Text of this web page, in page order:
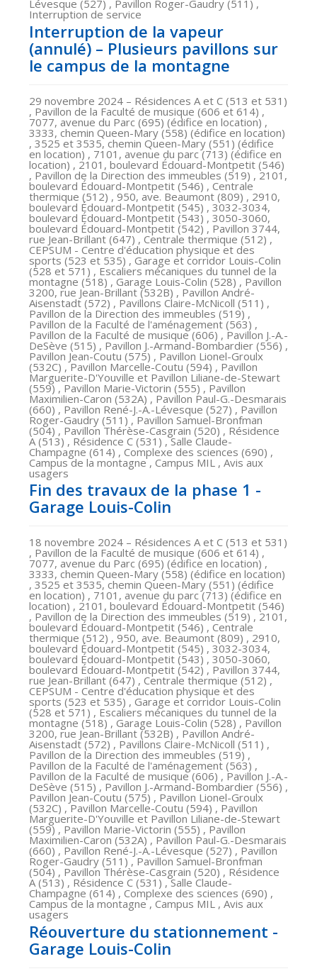
Lévesque (527) , Pavillon Roger-Gaudry (511) ,
Interruption de service
Interruption de la vapeur
(annulé) – Plusieurs pavillons sur
le campus de la montagne
29 novembre 2024 – Résidences A et C (513 et 531)
, Pavillon de la Faculté de musique (606 et 614) ,
7077, avenue du Parc (695) (édifice en location) ,
3333, chemin Queen-Mary (558) (édifice en location)
, 3525 et 3535, chemin Queen-Mary (551) (édifice
en location) , 7101, avenue du parc (713) (édifice en
location) , 2101, boulevard Édouard-Montpetit (546)
, Pavillon de la Direction des immeubles (519) , 2101,
boulevard Édouard-Montpetit (546) , Centrale
thermique (512) , 950, ave. Beaumont (809) , 2910,
boulevard Édouard-Montpetit (545) , 3032-3034,
boulevard Édouard-Montpetit (543) , 3050-3060,
boulevard Édouard-Montpetit (542) , Pavillon 3744,
rue Jean-Brillant (647) , Centrale thermique (512) ,
CEPSUM - Centre d'éducation physique et des
sports (523 et 535) , Garage et corridor Louis-Colin
(528 et 571) , Escaliers mécaniques du tunnel de la
montagne (518) , Garage Louis-Colin (528) , Pavillon
3200, rue Jean-Brillant (532B) , Pavillon André-
Aisenstadt (572) , Pavillons Claire-McNicoll (511) ,
Pavillon de la Direction des immeubles (519) ,
Pavillon de la Faculté de l'aménagement (563) ,
Pavillon de la Faculté de musique (606) , Pavillon J.-A.-
DeSève (515) , Pavillon J.-Armand-Bombardier (556) ,
Pavillon Jean-Coutu (575) , Pavillon Lionel-Groulx
(532C) , Pavillon Marcelle-Coutu (594) , Pavillon
Marguerite-D'Youville et Pavillon Liliane-de-Stewart
(559) , Pavillon Marie-Victorin (555) , Pavillon
Maximilien-Caron (532A) , Pavillon Paul-G.-Desmarais
(660) , Pavillon René-J.-A.-Lévesque (527) , Pavillon
Roger-Gaudry (511) , Pavillon Samuel-Bronfman
(504) , Pavillon Thérèse-Casgrain (520) , Résidence
A (513) , Résidence C (531) , Salle Claude-
Champagne (614) , Complexe des sciences (690) ,
Campus de la montagne , Campus MIL , Avis aux
usagers
Fin des travaux de la phase 1 -
Garage Louis-Colin
18 novembre 2024 – Résidences A et C (513 et 531)
, Pavillon de la Faculté de musique (606 et 614) ,
7077, avenue du Parc (695) (édifice en location) ,
3333, chemin Queen-Mary (558) (édifice en location)
, 3525 et 3535, chemin Queen-Mary (551) (édifice
en location) , 7101, avenue du parc (713) (édifice en
location) , 2101, boulevard Édouard-Montpetit (546)
, Pavillon de la Direction des immeubles (519) , 2101,
boulevard Édouard-Montpetit (546) , Centrale
thermique (512) , 950, ave. Beaumont (809) , 2910,
boulevard Édouard-Montpetit (545) , 3032-3034,
boulevard Édouard-Montpetit (543) , 3050-3060,
boulevard Édouard-Montpetit (542) , Pavillon 3744,
rue Jean-Brillant (647) , Centrale thermique (512) ,
CEPSUM - Centre d'éducation physique et des
sports (523 et 535) , Garage et corridor Louis-Colin
(528 et 571) , Escaliers mécaniques du tunnel de la
montagne (518) , Garage Louis-Colin (528) , Pavillon
3200, rue Jean-Brillant (532B) , Pavillon André-
Aisenstadt (572) , Pavillons Claire-McNicoll (511) ,
Pavillon de la Direction des immeubles (519) ,
Pavillon de la Faculté de l'aménagement (563) ,
Pavillon de la Faculté de musique (606) , Pavillon J.-A.-
DeSève (515) , Pavillon J.-Armand-Bombardier (556) ,
Pavillon Jean-Coutu (575) , Pavillon Lionel-Groulx
(532C) , Pavillon Marcelle-Coutu (594) , Pavillon
Marguerite-D'Youville et Pavillon Liliane-de-Stewart
(559) , Pavillon Marie-Victorin (555) , Pavillon
Maximilien-Caron (532A) , Pavillon Paul-G.-Desmarais
(660) , Pavillon René-J.-A.-Lévesque (527) , Pavillon
Roger-Gaudry (511) , Pavillon Samuel-Bronfman
(504) , Pavillon Thérèse-Casgrain (520) , Résidence
A (513) , Résidence C (531) , Salle Claude-
Champagne (614) , Complexe des sciences (690) ,
Campus de la montagne , Campus MIL , Avis aux
usagers
Réouverture du stationnement -
Garage Louis-Colin